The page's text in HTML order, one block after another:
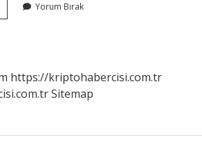
Yorum Bırak
https://kriptohabercisi.com.tr
Sitemap